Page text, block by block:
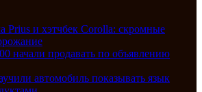
Prius и хэтчбек Corolla: скромные
начали продавать по объявлению
автомобиль показывать язык